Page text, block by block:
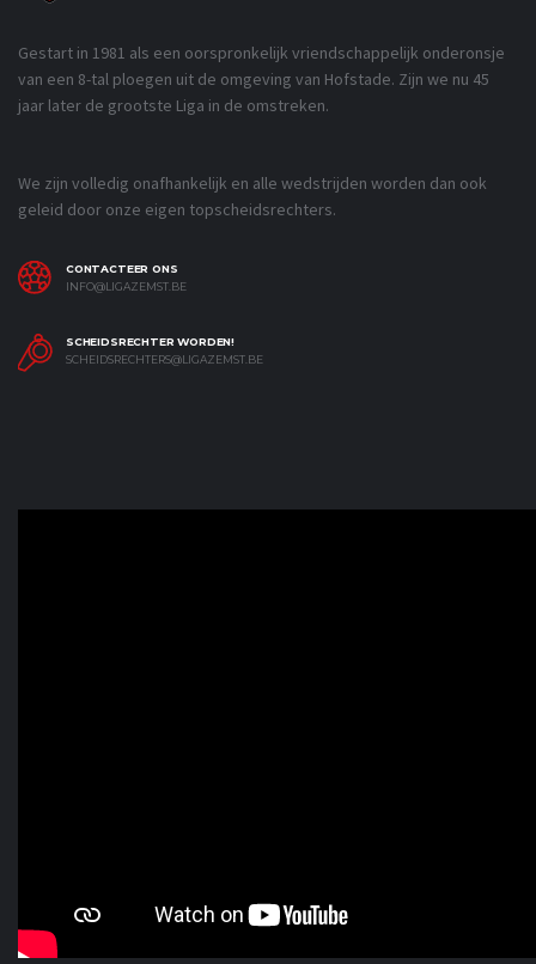
Gestart in 1981 als een oorspronkelijk vriendschappelijk onderonsje
van een 8-tal ploegen uit de omgeving van Hofstade. Zijn we nu 45
jaar later de grootste Liga in de omstreken.
We zijn volledig onafhankelijk en alle wedstrijden worden dan ook
geleid door onze eigen topscheidsrechters.
CONTACTEER ONS
INFO@LIGAZEMST.BE
SCHEIDSRECHTER WORDEN!
SCHEIDSRECHTERS@LIGAZEMST.BE